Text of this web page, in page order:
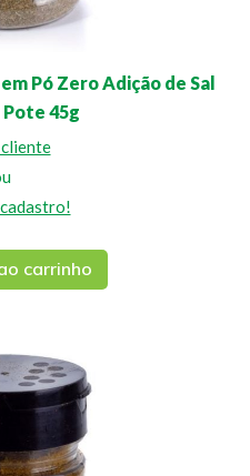
Pó Zero Adição de Sal
45g
cliente
carrinho